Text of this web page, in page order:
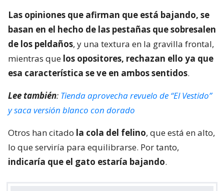
Las opiniones que afirman que está bajando, se
basan en el hecho de las pestañas que sobresalen
de los peldaños, y una textura en la gravilla frontal,
mientras que los opositores, rechazan ello ya que
esa característica se ve en ambos sentidos.
Lee también: Tienda aprovecha revuelo de “El Vestido”
y saca versión blanco con dorado
Otros han citado la cola del felino, que está en alto,
lo que serviría para equilibrarse. Por tanto,
indicaría que el gato estaría bajando.